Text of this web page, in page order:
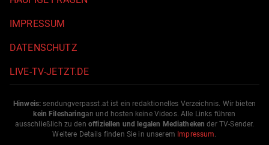
IMPRESSUM
DATENSCHUTZ
LIVE-TV-JETZT.DE
Hinweis: sendungverpasst.at ist ein redaktionelles Verzeichnis. Wir bieten
kein Filesharingan und hosten keine Videos. Alle Links führen
ausschließlich zu den offiziellen und legalen Mediatheken der TV-Sender.
Weitere Details finden Sie in unserem Impressum.